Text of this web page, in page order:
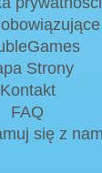
Strony
Kontakt
FAQ
się z